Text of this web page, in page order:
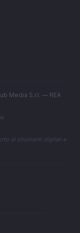
Media S.r.l. — REA
di strumenti digitali e